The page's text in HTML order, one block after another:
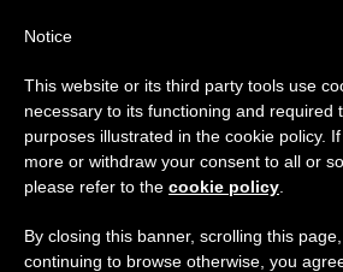
ETIQUETA
Posts
Espíritu
Aviso importante
Del 27 de julio al 7 de agosto
anual, aprovechando que en el
se generan menos informaciones
Notice
This website or its third party tools use
necessary to its functioning and required
purposes illustrated in the cookie policy.
more or withdraw your consent to all or
please refer to the cookie policy
By closing this banner, scrolling this
continuing to browse otherwise, you